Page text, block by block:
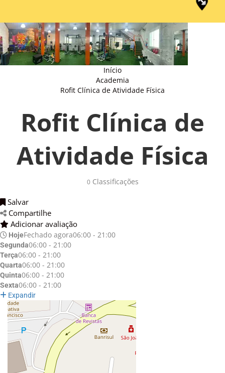
Início
Academia
Rofit Clínica de Atividade Física
Rofit Clínica de
Atividade Física
0Classificações
Salvar
Compartilhe
Adicionar avaliação
HojeFechado agora06:00 - 21:00
Segunda06:00 - 21:00
Terça06:00 - 21:00
Quarta06:00 - 21:00
Quinta06:00 - 21:00
Sexta06:00 - 21:00
Expandir